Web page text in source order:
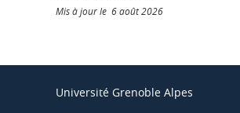
Mis à jour le 6 août 2026
Université Grenoble Alpes